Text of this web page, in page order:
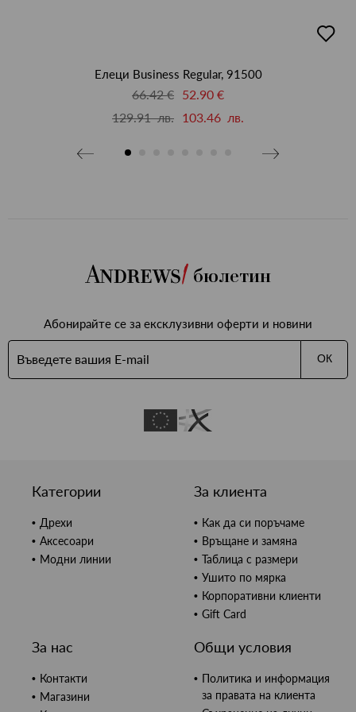
в
Елеци Business Regular, 91500
66.42 € 52.90 €
129.91 лв. 103.46 лв.
бюлетин
Абонирайте се за ексклузивни оферти и новини
ОК
Категории
Дрехи
Аксесоари
Модни линии
За клиента
Как да си поръчаме
Връщане и замяна
Таблица с размери
Ушито по мярка
Корпоративни клиенти
Gift Card
За нас
Контакти
Магазини
Общи условия
Политика и информация
за правата на клиента